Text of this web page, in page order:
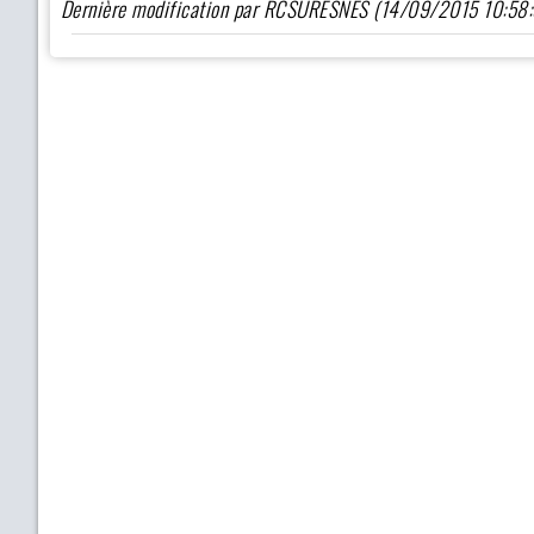
Dernière modification par RCSURESNES (14/09/2015